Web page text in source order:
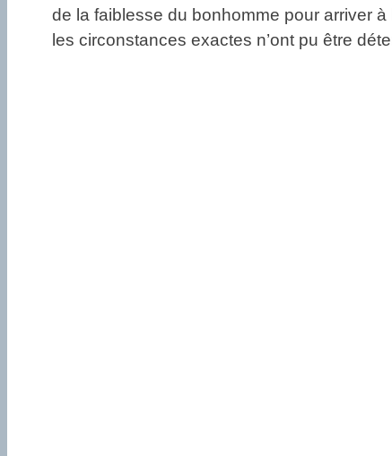
de la faiblesse du bonhomme pour arriver
les circonstances exactes n’ont pu être